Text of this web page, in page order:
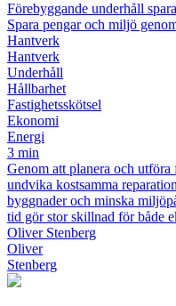
Förebyggande underhåll
Spara pengar och miljö
Hantverk
Hantverk
Underhåll
Hållbarhet
Fastighetsskötsel
Ekonomi
Energi
3 min
Genom att planera och
undvika kostsamma
byggnader och minska
tid gör stor skillnad för både
Oliver Stenberg
Oliver
Stenberg